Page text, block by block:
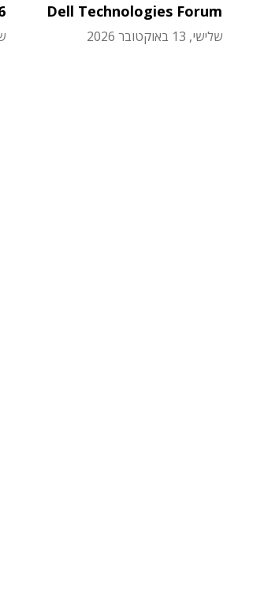
Dell Technologies Forum
שלישי, 13 באוקטובר 2026